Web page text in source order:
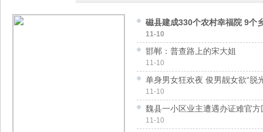
磁县建成330个农村幸福院 9个
11-10
邯郸：普查路上的宋大姐
11-10
单身男女狂欢夜 俊男靓女欲“脱
11-10
魏县一小区业主遭遇办证难官方
11-10